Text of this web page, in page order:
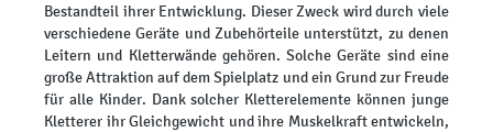
Bestandteil ihrer Entwicklung. Dieser Zweck wird durch viele
verschiedene Geräte und Zubehörteile unterstützt, zu denen
Leitern und Kletterwände gehören. Solche Geräte sind eine
große Attraktion auf dem Spielplatz und ein Grund zur Freude
für alle Kinder. Dank solcher Kletterelemente können junge
Kletterer ihr Gleichgewicht und ihre Muskelkraft entwickeln,